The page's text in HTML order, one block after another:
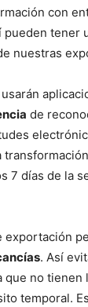
con
pueden tener
nuestras
de
7 días de la
exportación
. Así
que no tienen
temporal.